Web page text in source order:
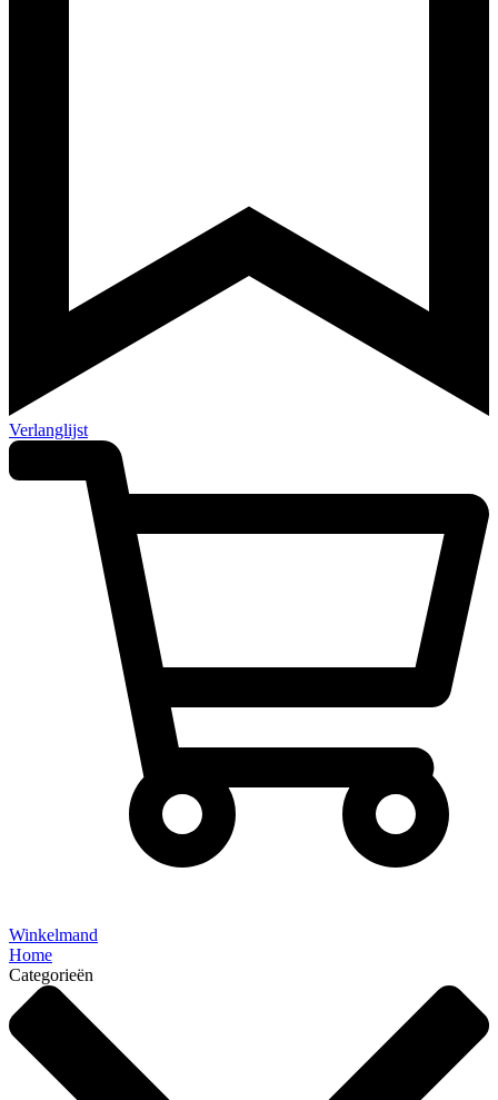
Verlanglijst
Winkelmand
Home
Categorieën